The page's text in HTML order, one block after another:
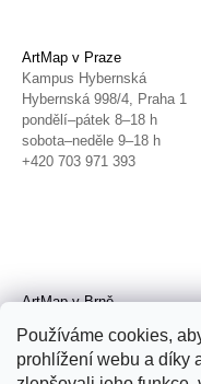
Používáme cookies,
prohlížení webu a díky
ArtMap v Praze
Kampus Hybernská
Hybernská 998/4, Praha 1
pondělí–pátek 8–18 h
sobota–neděle 9–18 h
+420 703 971 393
ArtMap v Brně
Radnická 4, Brno
úterý–pátek 11–19 h